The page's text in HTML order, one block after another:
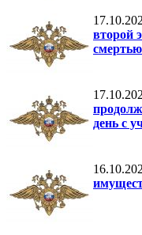
второй
день с